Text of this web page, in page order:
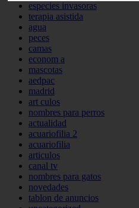
especies invasoras
terapia asistida
agua
peces
camas
econom a
mascotas
aedpac
madrid
art culos
nombres para perros
actualidad
acuariofilia 2
acuariofilia
articulos
canal tv
nombres para gatos
novedades
tablon de anuncios